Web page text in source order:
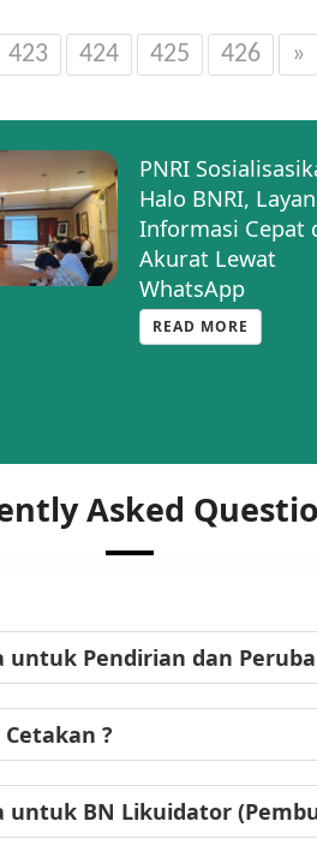
423 424 425 426 »
PNRI
Halo BNRI,
Informasi Cepat
Akurat Lewat
WhatsApp
READ MORE
Asked
Pendirian dan
?
BN Likuidator